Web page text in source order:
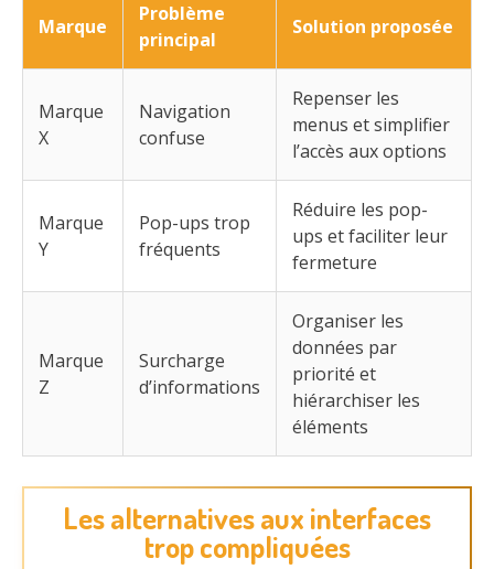
Marque
Problème
principal
Solution proposée
Marque
X
Navigation
confuse
Repenser les
menus et simplifier
l’accès aux options
Marque
Y
Pop-ups trop
fréquents
Réduire les pop-
ups et faciliter leur
fermeture
Marque
Z
Surcharge
d’informations
Organiser les
données par
priorité et
hiérarchiser les
éléments
Les alternatives aux interfaces
trop compliquées